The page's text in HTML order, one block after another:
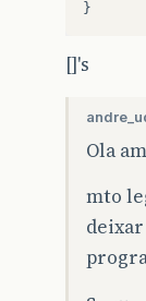
[]'s
Ola
mto